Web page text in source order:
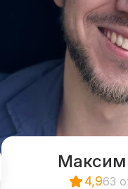
Максим
4,963